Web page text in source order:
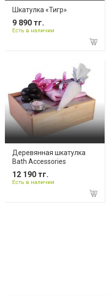
Шкатулка «Тигр»
9 890 тг.
Есть в наличии
Деревянная шкатулка
Bath Accessories
12 190 тг.
Есть в наличии